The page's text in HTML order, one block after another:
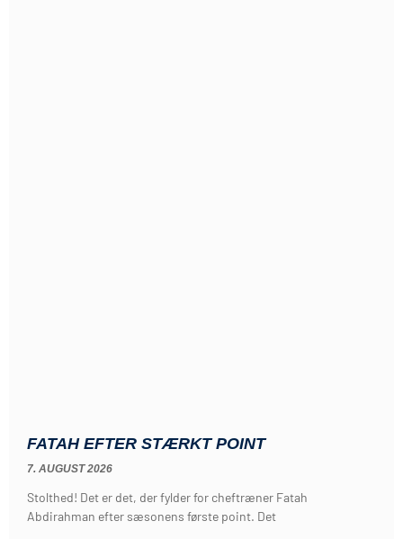
FATAH EFTER STÆRKT POINT
7. AUGUST 2026
Stolthed! Det er det, der fylder for cheftræner Fatah
Abdirahman efter sæsonens første point. Det